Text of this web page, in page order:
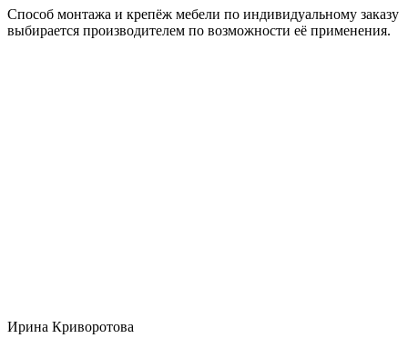
Способ монтажа и крепёж мебели по индивидуальному заказу
выбирается производителем по возможности её применения.
Ирина Криворотова